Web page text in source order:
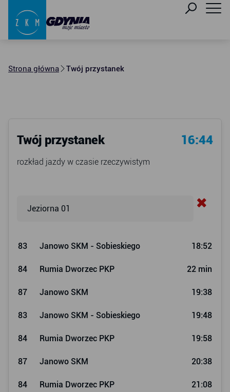
Strona główna Twój przystanek
Twój przystanek 16:44
rozkład jazdy w czasie rzeczywistym
83 Janowo SKM - Sobieskiego 18:52
84 Rumia Dworzec PKP 22 min
87 Janowo SKM 19:38
83 Janowo SKM - Sobieskiego 19:48
84 Rumia Dworzec PKP 19:58
87 Janowo SKM 20:38
84 Rumia Dworzec PKP 21:08